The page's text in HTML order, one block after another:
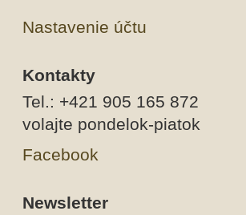
Nastavenie účtu
Kontakty
Tel.: +421 905 165 872
volajte pondelok-piatok
Facebook
Newsletter